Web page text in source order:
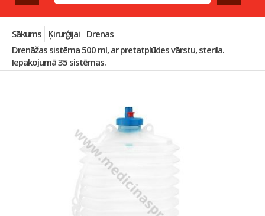
o
g
g
e
n
o
g
n
Sākums Ķirurģijai Drenas
Drenāžas sistēma 500 ml, ar pretatplūdes vārstu, sterila.
Iepakojumā 35 sistēmas.